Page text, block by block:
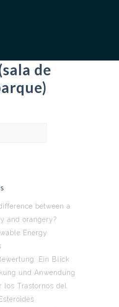
de
between a
and orangery?
Energy
Ein Blick
und Anwendung
los Trastornos del